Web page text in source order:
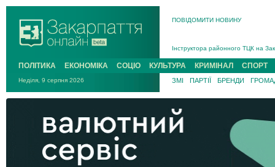
ПОВІДОМИТИ НОВИНУ
Інструктора районного ТЦК на
В Ужгороді попрощаються із
В Ужгороді 5 серпня
Підтвердили загибель
На війні з рф поліг військовий з
На війні загинув 26-річний
ПОЛІТИКА ЕКОНОМІКА СОЦІО КУЛЬТУРА КРИМІНАЛ СПОРТ
Неділя, 9 серпня 2026 ЗМІ ПАРТІЇ БРЕНДИ